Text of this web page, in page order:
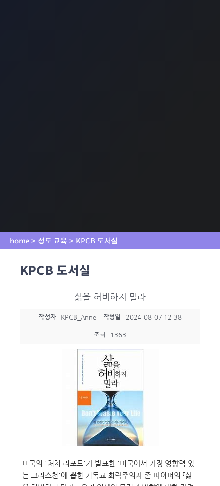
home > 성도 교육 > KPCB 도서실
KPCB 도서실
삶을 허비하지 말라
작성자 KPCB_Anne 작성일 2024-08-07 12:38
조회 1363
미국의 '처치 리포트'가 발표한 '미국에서 가장 영향력 있
는 크리스천'에 뽑힌 기독교 희락주의자 존 파이퍼의 『삶